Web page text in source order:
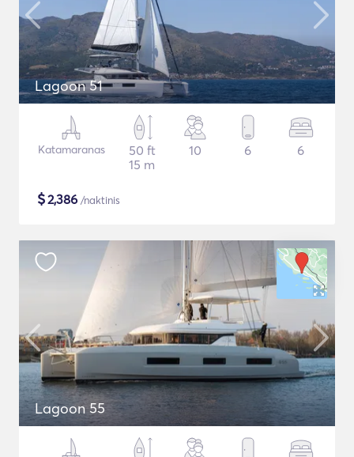
Lagoon 51
Katamaranas
50 ft
15 m
10 6 6
$2,386 /naktinis
Lagoon 55